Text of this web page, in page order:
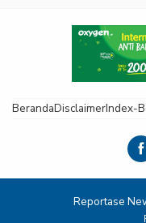
BerandaDisclaimerIndex-
Reportase